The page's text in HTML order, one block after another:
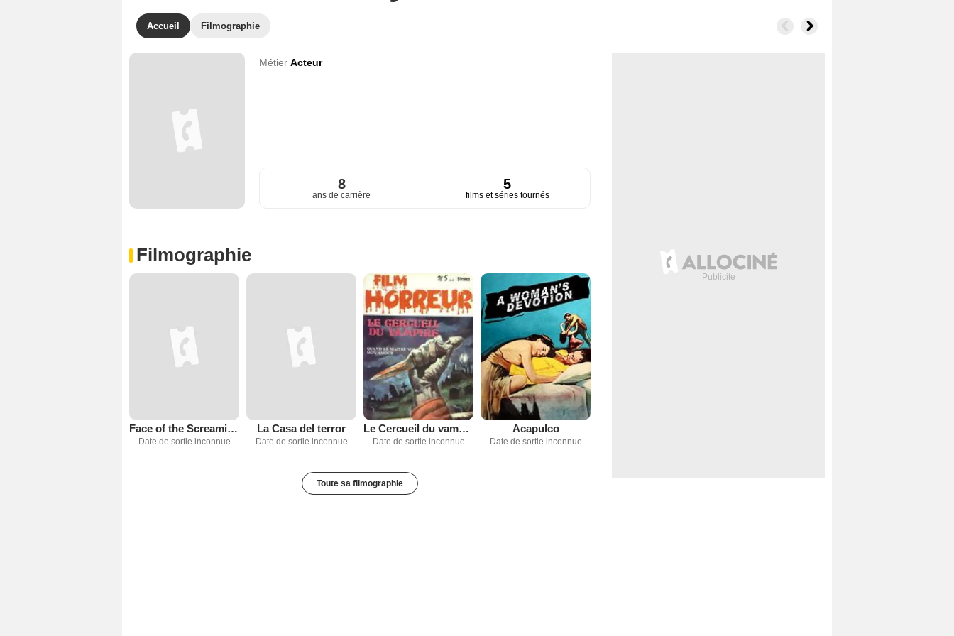
Accueil Filmographie
Métier Acteur
8
ans de carrière
5
films et séries tournés
Filmographie
Face of the Screaming Werewolf
Date de sortie inconnue
La Casa del terror
Date de sortie inconnue
Le Cercueil du vampire
Date de sortie inconnue
Acapulco
Date de sortie inconnue
Toute sa filmographie